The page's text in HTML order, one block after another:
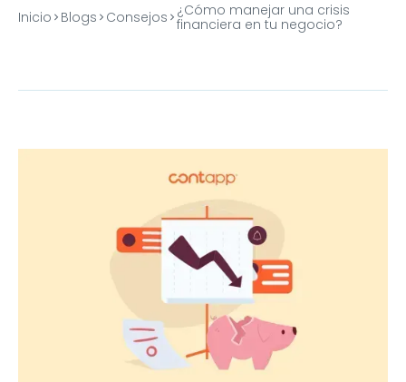
Inicio Blogs Consejos ¿Cómo manejar una crisis
financiera en tu negocio?